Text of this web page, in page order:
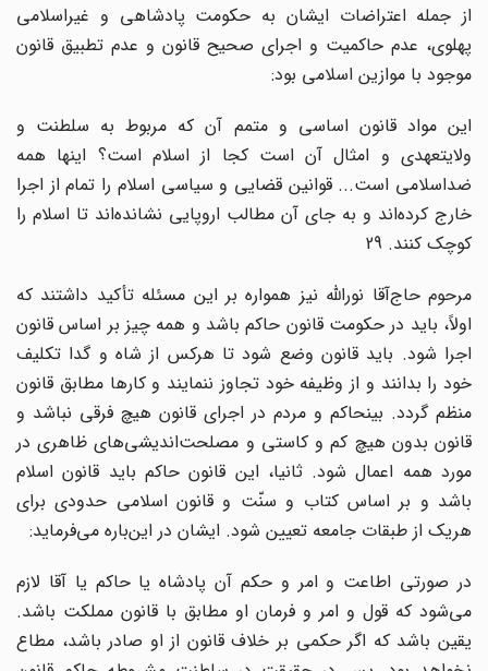
از جمله اعتراضات ایشان به حکومت پادشاهی و غیراسلامی
پهلوی، عدم حاکمیت و اجرای صحیح قانون و عدم تطبیق قانون
موجود با موازین اسلامی بود:
این مواد قانون اساسی و متمم آن که مربوط به سلطنت و
ولایتعهدی و امثال آن است کجا از اسلام است؟ اینها همه
ضداسلامی است... قوانین قضایی و سیاسی اسلام را تمام از اجرا
خارج کرده‌اند و به جای آن مطالب اروپایی نشانده‌اند تا اسلام را
کوچک کنند. 29
مرحوم حاج‌آقا نوراللّه نیز همواره بر این مسئله تأکید داشتند که
اولاً، باید در حکومت قانون حاکم باشد و همه چیز بر اساس قانون
اجرا شود. باید قانون وضع شود تا هرکس از شاه و گدا تکلیف
خود را بدانند و از وظیفه خود تجاوز ننمایند و کارها مطابق قانون
منظم گردد. بینحاکم و مردم در اجرای قانون هیچ فرقی نباشد و
قانون بدون هیچ کم و کاستی و مصلحت‌اندیشی‌های ظاهری در
مورد همه اعمال شود. ثانیا، این قانون حاکم باید قانون اسلام
باشد و بر اساس کتاب و سنّت و قانون اسلامی حدودی برای
هریک از طبقات جامعه تعیین شود. ایشان در این‌باره می‌فرماید:
در صورتی اطاعت و امر و حکم آن پادشاه یا حاکم یا آقا لازم
می‌شود که قول و امر و فرمان او مطابق با قانون مملکت باشد.
یقین باشد که اگر حکمی بر خلاف قانون از او صادر باشد، مطاع